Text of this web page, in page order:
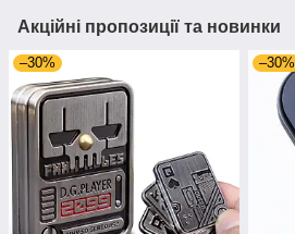
Акційні пропозиції та новинки
–30% –30%